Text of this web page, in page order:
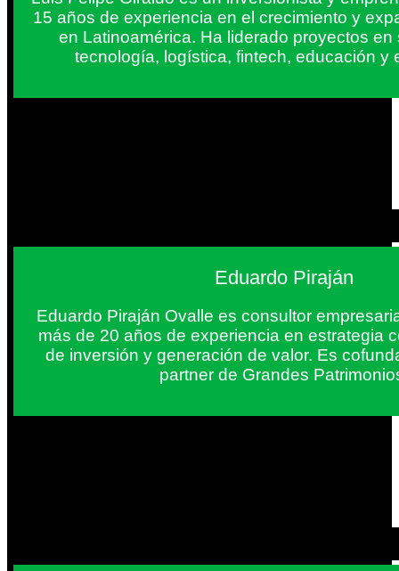
15 años de experiencia en el crecimiento y
en Latinoamérica. Ha liderado proyectos en
tecnología, logística, fintech, educación y
Eduardo Piraján
Eduardo Piraján Ovalle es consultor
más de 20 años de experiencia en estrategia
de inversión y generación de valor. Es
partner de Grandes